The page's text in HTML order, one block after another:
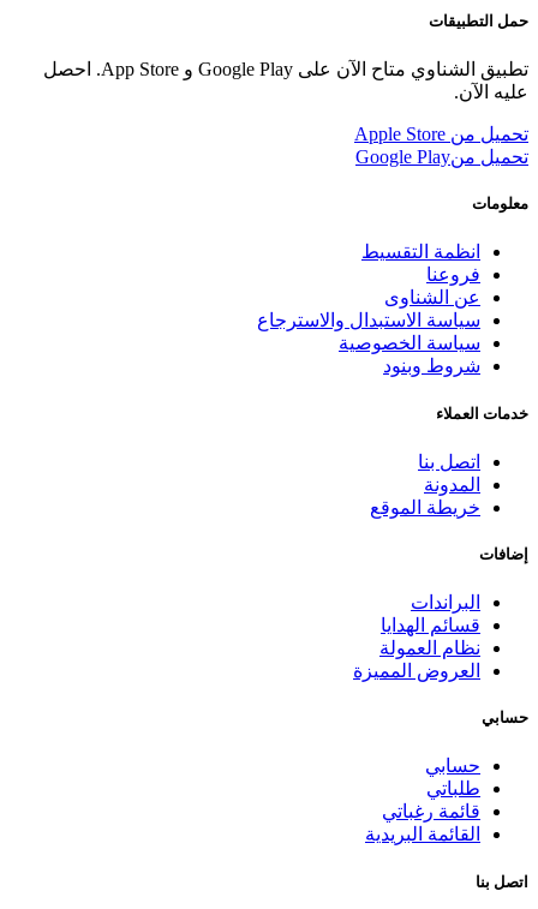
حمل التطبيقات
تطبيق الشناوي متاح الآن على Google Play و App Store. احصل
عليه الآن.
تحميل من Apple Store
تحميل منGoogle Play
معلومات
انظمة التقسيط
فروعنا
عن الشناوى
سياسة الاستبدال والاسترجاع
سياسة الخصوصية
شروط وبنود
خدمات العملاء
اتصل بنا
المدونة
خريطة الموقع
إضافات
البراندات
قسائم الهدايا
نظام العمولة
العروض المميزة
حسابي
حسابي
طلباتي
قائمة رغباتي
القائمة البريدية
اتصل بنا